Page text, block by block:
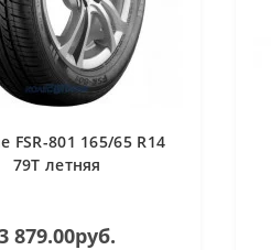
FSR-801 165/65 R14
79T летняя
879.00руб.